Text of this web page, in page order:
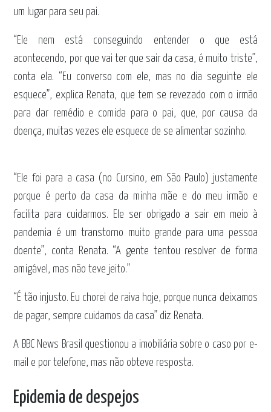
um lugar para seu pai.
“Ele nem está conseguindo entender o que está
acontecendo, por que vai ter que sair da casa, é muito triste”,
conta ela. “Eu converso com ele, mas no dia seguinte ele
esquece”, explica Renata, que tem se revezado com o irmão
para dar remédio e comida para o pai, que, por causa da
doença, muitas vezes ele esquece de se alimentar sozinho.
“Ele foi para a casa (no Cursino, em São Paulo) justamente
porque é perto da casa da minha mãe e do meu irmão e
facilita para cuidarmos. Ele ser obrigado a sair em meio à
pandemia é um transtorno muito grande para uma pessoa
doente”, conta Renata. “A gente tentou resolver de forma
amigável, mas não teve jeito.”
“É tão injusto. Eu chorei de raiva hoje, porque nunca deixamos
de pagar, sempre cuidamos da casa” diz Renata.
A BBC News Brasil questionou a imobiliária sobre o caso por e-
mail e por telefone, mas não obteve resposta.
Epidemia de despejos